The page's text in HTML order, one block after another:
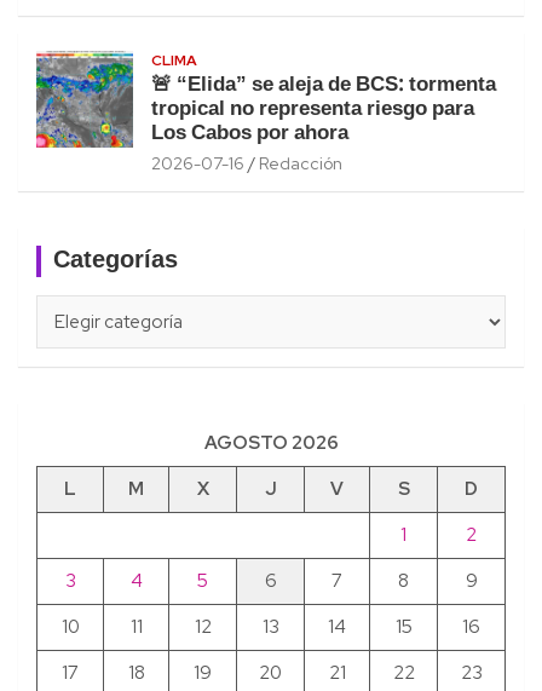
CLIMA
🚨 “Elida” se aleja de BCS: tormenta
tropical no representa riesgo para
Los Cabos por ahora
2026-07-16 Redacción
Categorías
AGOSTO 2026
L
M X J V S
D
1
2
3
4 5 6 7 8
9
10
11 12 13 14 15
16
17
18 19 20 21 22 23